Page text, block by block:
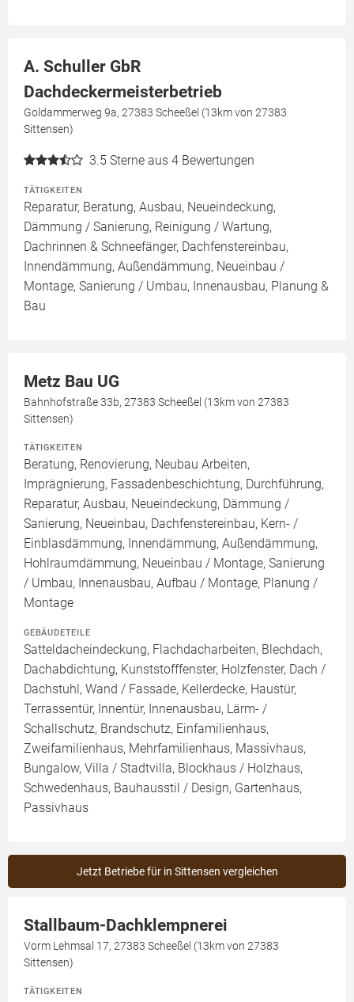
A. Schuller GbR
Dachdeckermeisterbetrieb
Goldammerweg 9a, 27383 Scheeßel (13km von 27383
Sittensen)
3.5 Sterne aus 4 Bewertungen
TÄTIGKEITEN
Reparatur, Beratung, Ausbau, Neueindeckung,
Dämmung / Sanierung, Reinigung / Wartung,
Dachrinnen & Schneefänger, Dachfenstereinbau,
Innendämmung, Außendämmung, Neueinbau /
Montage, Sanierung / Umbau, Innenausbau, Planung &
Bau
Metz Bau UG
Bahnhofstraße 33b, 27383 Scheeßel (13km von 27383
Sittensen)
TÄTIGKEITEN
Beratung, Renovierung, Neubau Arbeiten,
Imprägnierung, Fassadenbeschichtung, Durchführung,
Reparatur, Ausbau, Neueindeckung, Dämmung /
Sanierung, Neueinbau, Dachfenstereinbau, Kern- /
Einblasdämmung, Innendämmung, Außendämmung,
Hohlraumdämmung, Neueinbau / Montage, Sanierung
/ Umbau, Innenausbau, Aufbau / Montage, Planung /
Montage
GEBÄUDETEILE
Satteldacheindeckung, Flachdacharbeiten, Blechdach,
Dachabdichtung, Kunststofffenster, Holzfenster, Dach /
Dachstuhl, Wand / Fassade, Kellerdecke, Haustür,
Terrassentür, Innentür, Innenausbau, Lärm- /
Schallschutz, Brandschutz, Einfamilienhaus,
Zweifamilienhaus, Mehrfamilienhaus, Massivhaus,
Bungalow, Villa / Stadtvilla, Blockhaus / Holzhaus,
Schwedenhaus, Bauhausstil / Design, Gartenhaus,
Passivhaus
Jetzt Betriebe für in Sittensen vergleichen
Stallbaum-Dachklempnerei
Vorm Lehmsal 17, 27383 Scheeßel (13km von 27383
Sittensen)
TÄTIGKEITEN